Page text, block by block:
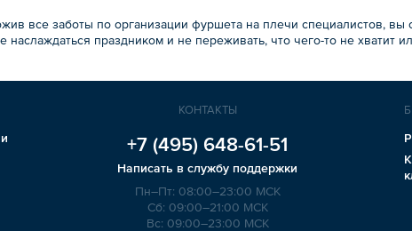
все заботы по организации фуршета на плечи специалистов, вы
наслаждаться праздником и не переживать, что чего-то не хватит
КОНТАКТЫ
+7 (495) 648-61-51
Написать в службу поддержки
Пн–Пт: 08:00–23:00 МСК
Сб: 09:00–21:00 МСК
Вс: 09:00–23:00 МСК